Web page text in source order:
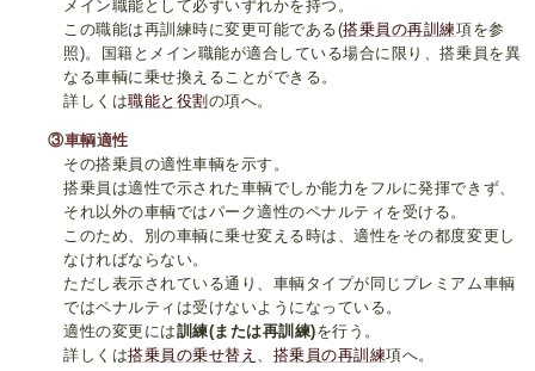
メイン職能として必ずいずれかを持つ。
この職能は再訓練時に変更可能である(搭乗員の再訓練項を参
照)。国籍とメイン職能が適合している場合に限り、搭乗員を異
なる車輌に乗せ換えることができる。
詳しくは職能と役割の項へ。
③車輌適性
その搭乗員の適性車輌を示す。
搭乗員は適性で示された車輌でしか能力をフルに発揮できず、
それ以外の車輌ではパーク適性のペナルティを受ける。
このため、別の車輌に乗せ変える時は、適性をその都度変更し
なければならない。
ただし表示されている通り、車輌タイプが同じプレミアム車輌
ではペナルティは受けないようになっている。
適性の変更には訓練(または再訓練)を行う。
詳しくは搭乗員の乗せ替え 搭乗員の再訓練項へ。